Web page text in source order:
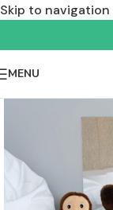
Skip to navigation
MENU